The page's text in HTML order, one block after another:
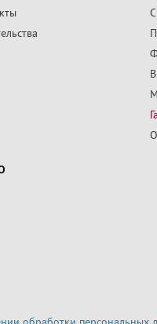
обработки персональных